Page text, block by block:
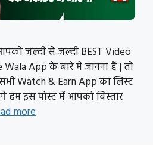
जल्दी से जल्दी BEST Video
Wala App के बारे में जानना हैं | तो
Watch & Earn App का लिस्ट
हम इस पोस्ट में आपको विस्तार
more